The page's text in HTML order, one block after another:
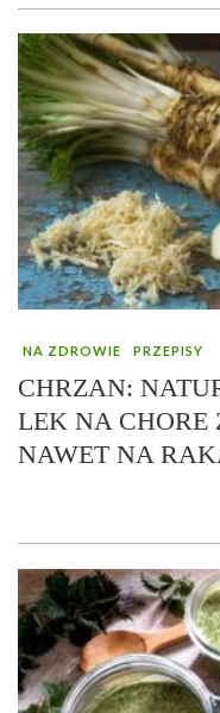
NA ZDROWIE PRZEPISY
CHRZAN:
LEK NA
NAWET NA